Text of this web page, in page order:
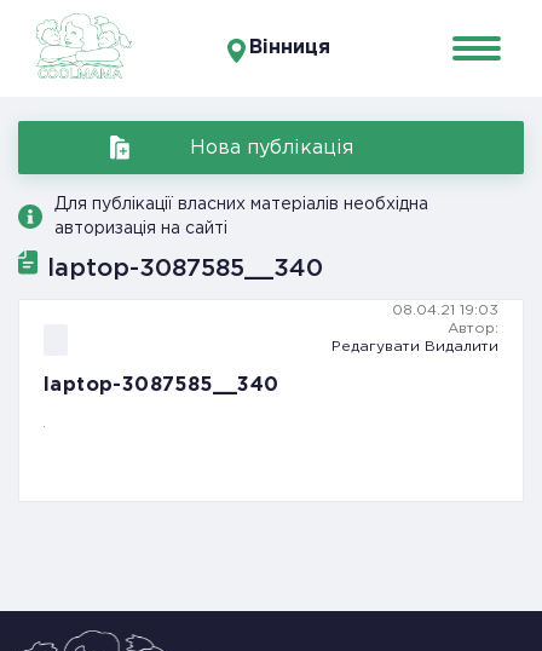
Вінниця
Нова публікація
Для публікації власних матеріалів необхідна
авторизація на сайті
laptop-3087585__340
08.04.21 19:03
Автор:
Редагувати
Видалити
laptop-3087585__340